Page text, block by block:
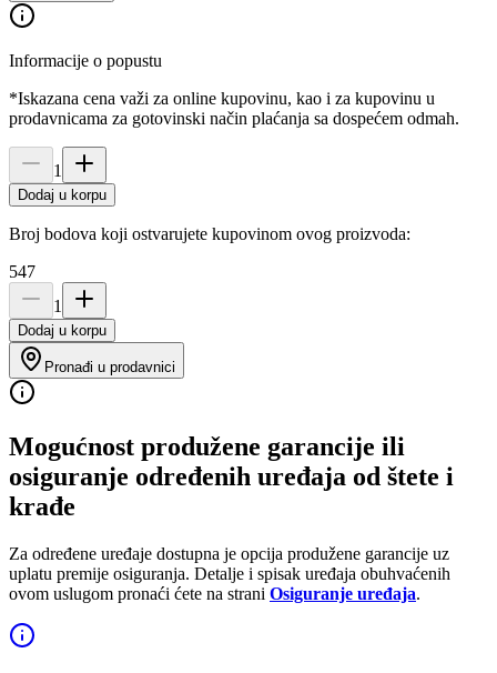
Informacije o popustu
*Iskazana cena važi za online kupovinu, kao i za kupovinu u
prodavnicama za gotovinski način plaćanja sa dospećem odmah.
1
Dodaj u korpu
Broj bodova koji ostvarujete kupovinom ovog proizvoda:
547
1
Dodaj u korpu
Pronađi u prodavnici
Mogućnost produžene garancije ili
osiguranje određenih uređaja od štete i
krađe
Za određene uređaje dostupna je opcija produžene garancije uz
uplatu premije osiguranja. Detalje i spisak uređaja obuhvaćenih
ovom uslugom pronaći ćete na strani Osiguranje uređaja.